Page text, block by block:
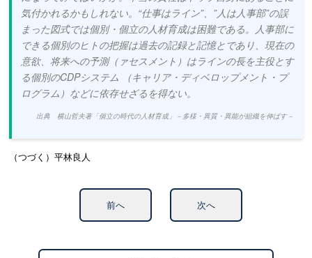
気付かれるかもしれない。“仕事はライン”、”人は人事部”の誤
まった図式では個別・個立の人材育成は困難である。人事部に
できる個別のヒトの把握は過去の記録と記憶とであり、現在の
意欲、将来への予測（ァセスメント）はラインの長を主役とす
る個別のCDPシステム （キャリア・ディベロップメント・プ
ログラム）などに依存せざるを得ない。
出典 横山哲夫著「個立の時代の人材育成」－多様・異質・異能が組織を伸ばす－
（つづく）平林良人
前へ 次へ